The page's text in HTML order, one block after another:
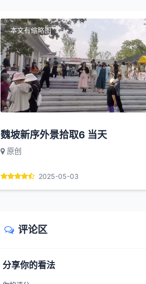
本文有缩略图
魏坡新序外景拾取6 当天
原创
2025-05-03
评论区
分享你的看法